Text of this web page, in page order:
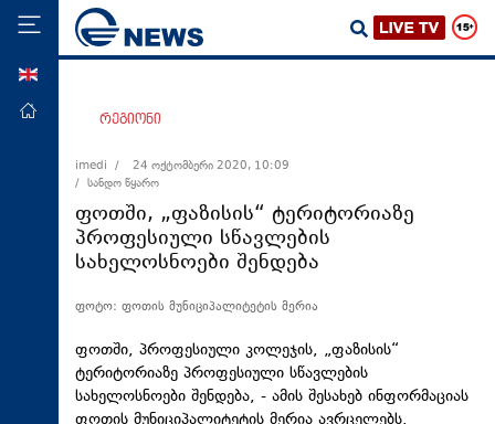
მთავარი
ეკონომიკა
მსოფლიო
ჯანდაცვა
თავდაცვა
რეგიონი
რეგიონი
imedi /
24 ოქტომბერი 2020, 10:09
/ სანდო წყარო
ფოთში, „ფაზისის“ ტერიტორიაზე
პროფესიული სწავლების
სახელოსნოები შენდება
ფოტო: ფოთის მუნიციპალიტეტის მერია
ფოთში, პროფესიული კოლეჯის, „ფაზისის“
ტერიტორიაზე პროფესიული სწავლების
სახელოსნოები შენდება, - ამის შესახებ ინფორმაციას